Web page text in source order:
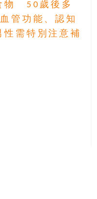
物 50歲後多
管功能、認知
需特別注意補